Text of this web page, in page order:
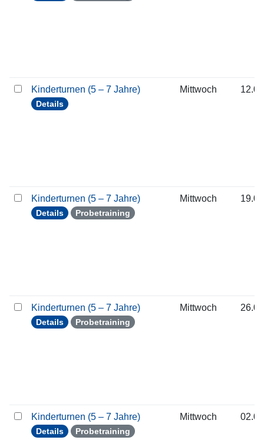
Kinderturnen (5 – 7 Jahre)
Details
Mittwoch
Kinderturnen (5 – 7 Jahre)
Details Probetraining
Mittwoch
Kinderturnen (5 – 7 Jahre)
Details Probetraining
Mittwoch
Kinderturnen (5 – 7 Jahre)
Details Probetraining
Mittwoch